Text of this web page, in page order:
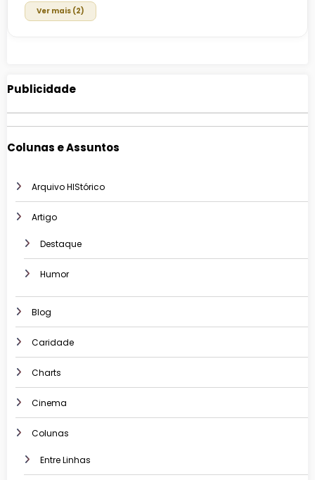
Ver mais (2)
Publicidade
Colunas e Assuntos
Arquivo HIStórico
Artigo
Destaque
Humor
Blog
Caridade
Charts
Cinema
Colunas
Entre Linhas